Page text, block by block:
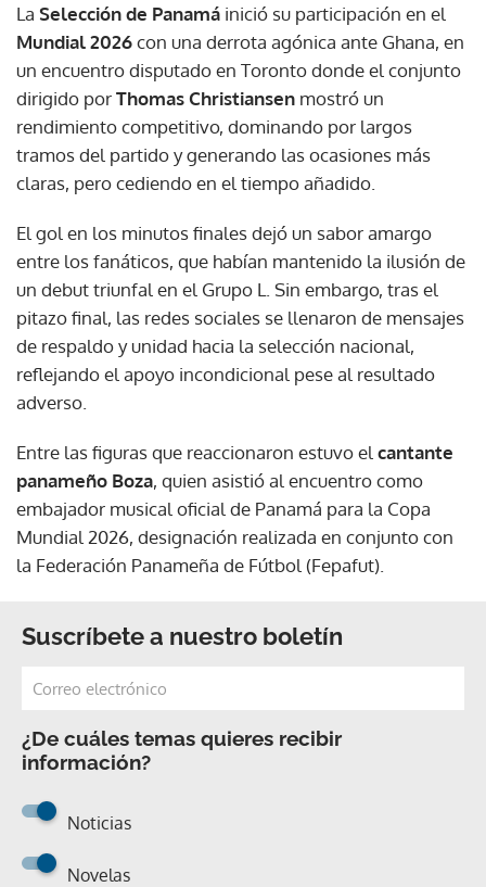
La Selección de Panamá inició su participación en el
Mundial 2026con una derrota agónica ante Ghana, en
un encuentro disputado en Toronto donde el conjunto
dirigido porThomas Christiansen mostró un
rendimiento competitivo, dominando por largos
tramos del partido y generando las ocasiones más
claras, pero cediendo en el tiempo añadido.
El gol en los minutos finales dejó un sabor amargo
entre los fanáticos, que habían mantenido la ilusión de
un debut triunfal en el Grupo L. Sin embargo, tras el
pitazo final, las redes sociales se llenaron de mensajes
de respaldo y unidad hacia la selección nacional,
reflejando el apoyo incondicional pese al resultado
adverso.
Entre las figuras que reaccionaron estuvo el cantante
panameño Boza, quien asistió al encuentro como
embajador musical oficial de Panamá para la Copa
Mundial 2026, designación realizada en conjunto con
la Federación Panameña de Fútbol (Fepafut).
Suscríbete a nuestro boletín
¿De cuáles temas quieres recibir
información?
Noticias
Novelas